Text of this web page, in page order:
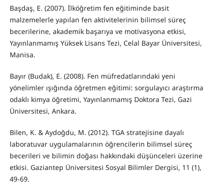
Başdaş, E. (2007). İlköğretim fen eğitiminde basit
malzemelerle yapılan fen aktivitelerinin bilimsel süreç
becerilerine, akademik başarıya ve motivasyona etkisi,
Yayınlanmamış Yüksek Lisans Tezi, Celal Bayar Üniversitesi,
Manisa.
Bayır (Budak), E. (2008). Fen müfredatlarındaki yeni
yönelimler ışığında öğretmen eğitimi: sorgulayıcı araştırma
odaklı kimya öğretimi, Yayınlanmamış Doktora Tezi, Gazi
Üniversitesi, Ankara.
Bilen, K. & Aydoğdu, M. (2012). TGA stratejisine dayalı
laboratuvar uygulamalarının öğrencilerin bilimsel süreç
becerileri ve bilimin doğası hakkındaki düşünceleri üzerine
etkisi. Gaziantep Üniversitesi Sosyal Bilimler Dergisi, 11 (1),
49-69.